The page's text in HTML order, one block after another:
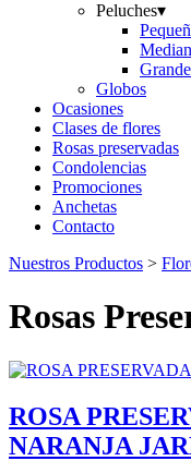
Peluches▾
Globos
Ocasiones
Clases de flores
Rosas preservadas
Condolencias
Promociones
Anchetas
Contacto
Nuestros Productos >
Rosas
ROSA
NARANJA